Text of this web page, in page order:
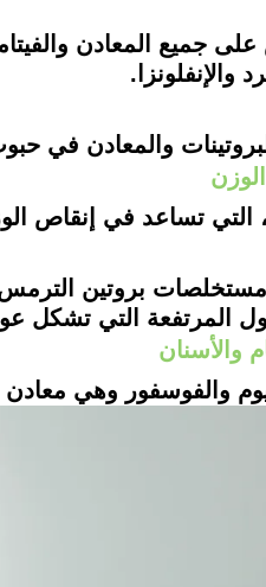
جميع المعادن
والإنفلونزا.
والمعادن في
التي تساعد في إنقاص
مستخلصات بروتين
المرتفعة التي تشكل
والفوسفور وهي